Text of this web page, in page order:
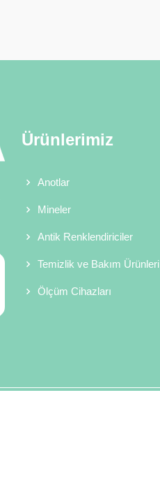
Ürünlerimiz
Anotlar
Mineler
Antik Renklendiriciler
Temizlik ve Bakım Ürünleri
Ölçüm Cihazları